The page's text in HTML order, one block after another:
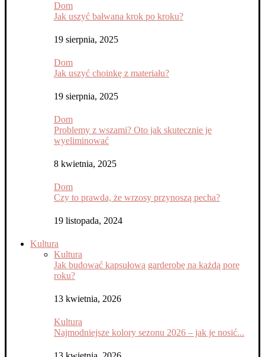
Dom
Jak uszyć bałwana krok po kroku?
19 sierpnia, 2025
Dom
Jak uszyć choinkę z materiału?
19 sierpnia, 2025
Dom
Problemy z wszami? Oto jak skutecznie je
wyeliminować
8 kwietnia, 2025
Dom
Czy to prawda, że wrzosy przynoszą pecha?
19 listopada, 2024
Kultura
Kultura
Jak budować kapsułową garderobę na każdą porę
roku?
13 kwietnia, 2026
Kultura
Najmodniejsze kolory sezonu 2026 – jak je nosić...